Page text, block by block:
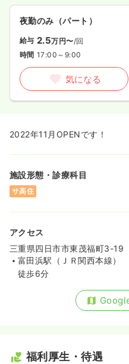
夜勤のみ（パート）
給与 2.5万円〜/回
時間 17:00～9:00
気になる
2022年11月OPENです！
施設形態・診療科目
サ高住
アクセス
三重県四日市市東茂福町3-19
富田浜駅（ＪＲ関西本線）
徒歩6分
福利厚生・待遇